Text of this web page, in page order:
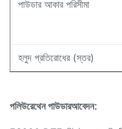
পাউডার আকার পরিসীমা
হলুদ প্রতিরোধের (স্তর)
পলিউরেথেন পাউডারআবেদন: